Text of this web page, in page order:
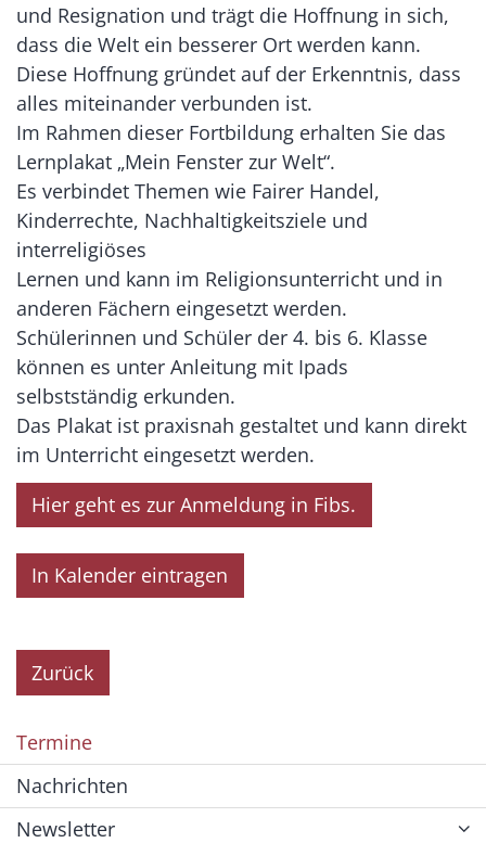
und Resignation und trägt die Hoffnung in sich,
dass die Welt ein besserer Ort werden kann.
Diese Hoffnung gründet auf der Erkenntnis, dass
alles miteinander verbunden ist.
Im Rahmen dieser Fortbildung erhalten Sie das
Lernplakat „Mein Fenster zur Welt“.
Es verbindet Themen wie Fairer Handel,
Kinderrechte, Nachhaltigkeitsziele und
interreligiöses
Lernen und kann im Religionsunterricht und in
anderen Fächern eingesetzt werden.
Schülerinnen und Schüler der 4. bis 6. Klasse
können es unter Anleitung mit Ipads
selbstständig erkunden.
Das Plakat ist praxisnah gestaltet und kann direkt
im Unterricht eingesetzt werden.
Hier geht es zur Anmeldung in Fibs.
In Kalender eintragen
Zurück
Termine
Nachrichten
Newsletter